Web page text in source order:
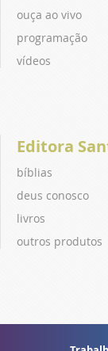
ouça ao vivo
programação
vídeos
Editora
bíblias
deus conosco
livros
outros produtos